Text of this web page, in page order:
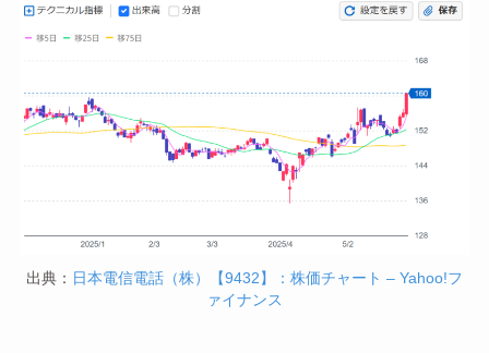
出典： 日本電信電話（株）【9432】：株価チャート – Yahoo!フ
ァイナンス